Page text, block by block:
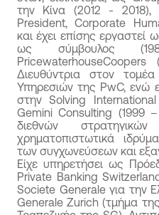
την Κίνα (2012 -
President, Corporate
και έχει επίσης εργαστεί
ως σύμβουλος
PricewaterhouseCoopers
Διευθύντρια στον
Υπηρεσιών της PwC, ενώ
στην Solving
Gemini Consulting (1999
διεθνών
χρηματοπιστωτικά
των συγχωνεύσεων και
Είχε υπηρετήσει ως
Private Banking
Societe Generale για την
Generale Zurich (τμήμα της